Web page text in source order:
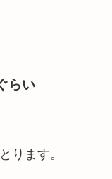
らい
ります。